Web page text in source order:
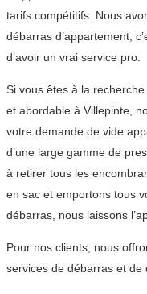
tarifs compétitifs. Nous
débarras d’appartement,
d’avoir un vrai service pro.
Si vous êtes à la
et abordable à Villepinte,
votre demande de vide
d’une large gamme de
à retirer tous les
en sac et emportons tous
débarras, nous laissons
Pour nos clients, nous
services de débarras et de